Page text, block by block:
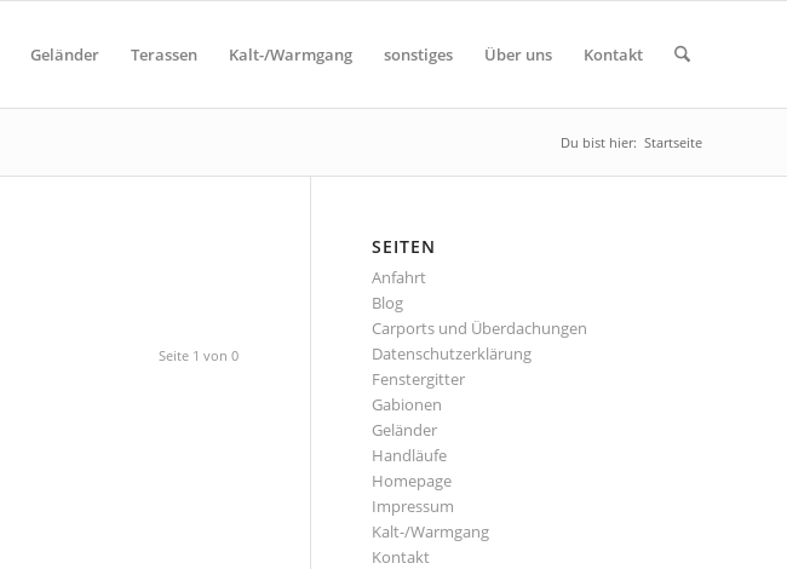
Geländer Terassen Kalt-/Warmgang sonstiges Über uns Kontakt
Du bist hier: Startseite
Seite 1 von 0
SEITEN
Anfahrt
Blog
Carports und Überdachungen
Datenschutzerklärung
Fenstergitter
Gabionen
Geländer
Handläufe
Homepage
Impressum
Kalt-/Warmgang
Kontakt